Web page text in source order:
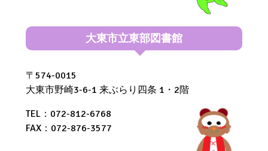
大東市立東部図書館
〒574-0015
大東市野崎3-6-1 来ぶらり四条 1・2階
TEL：072-812-6768
FAX：072-876-3577